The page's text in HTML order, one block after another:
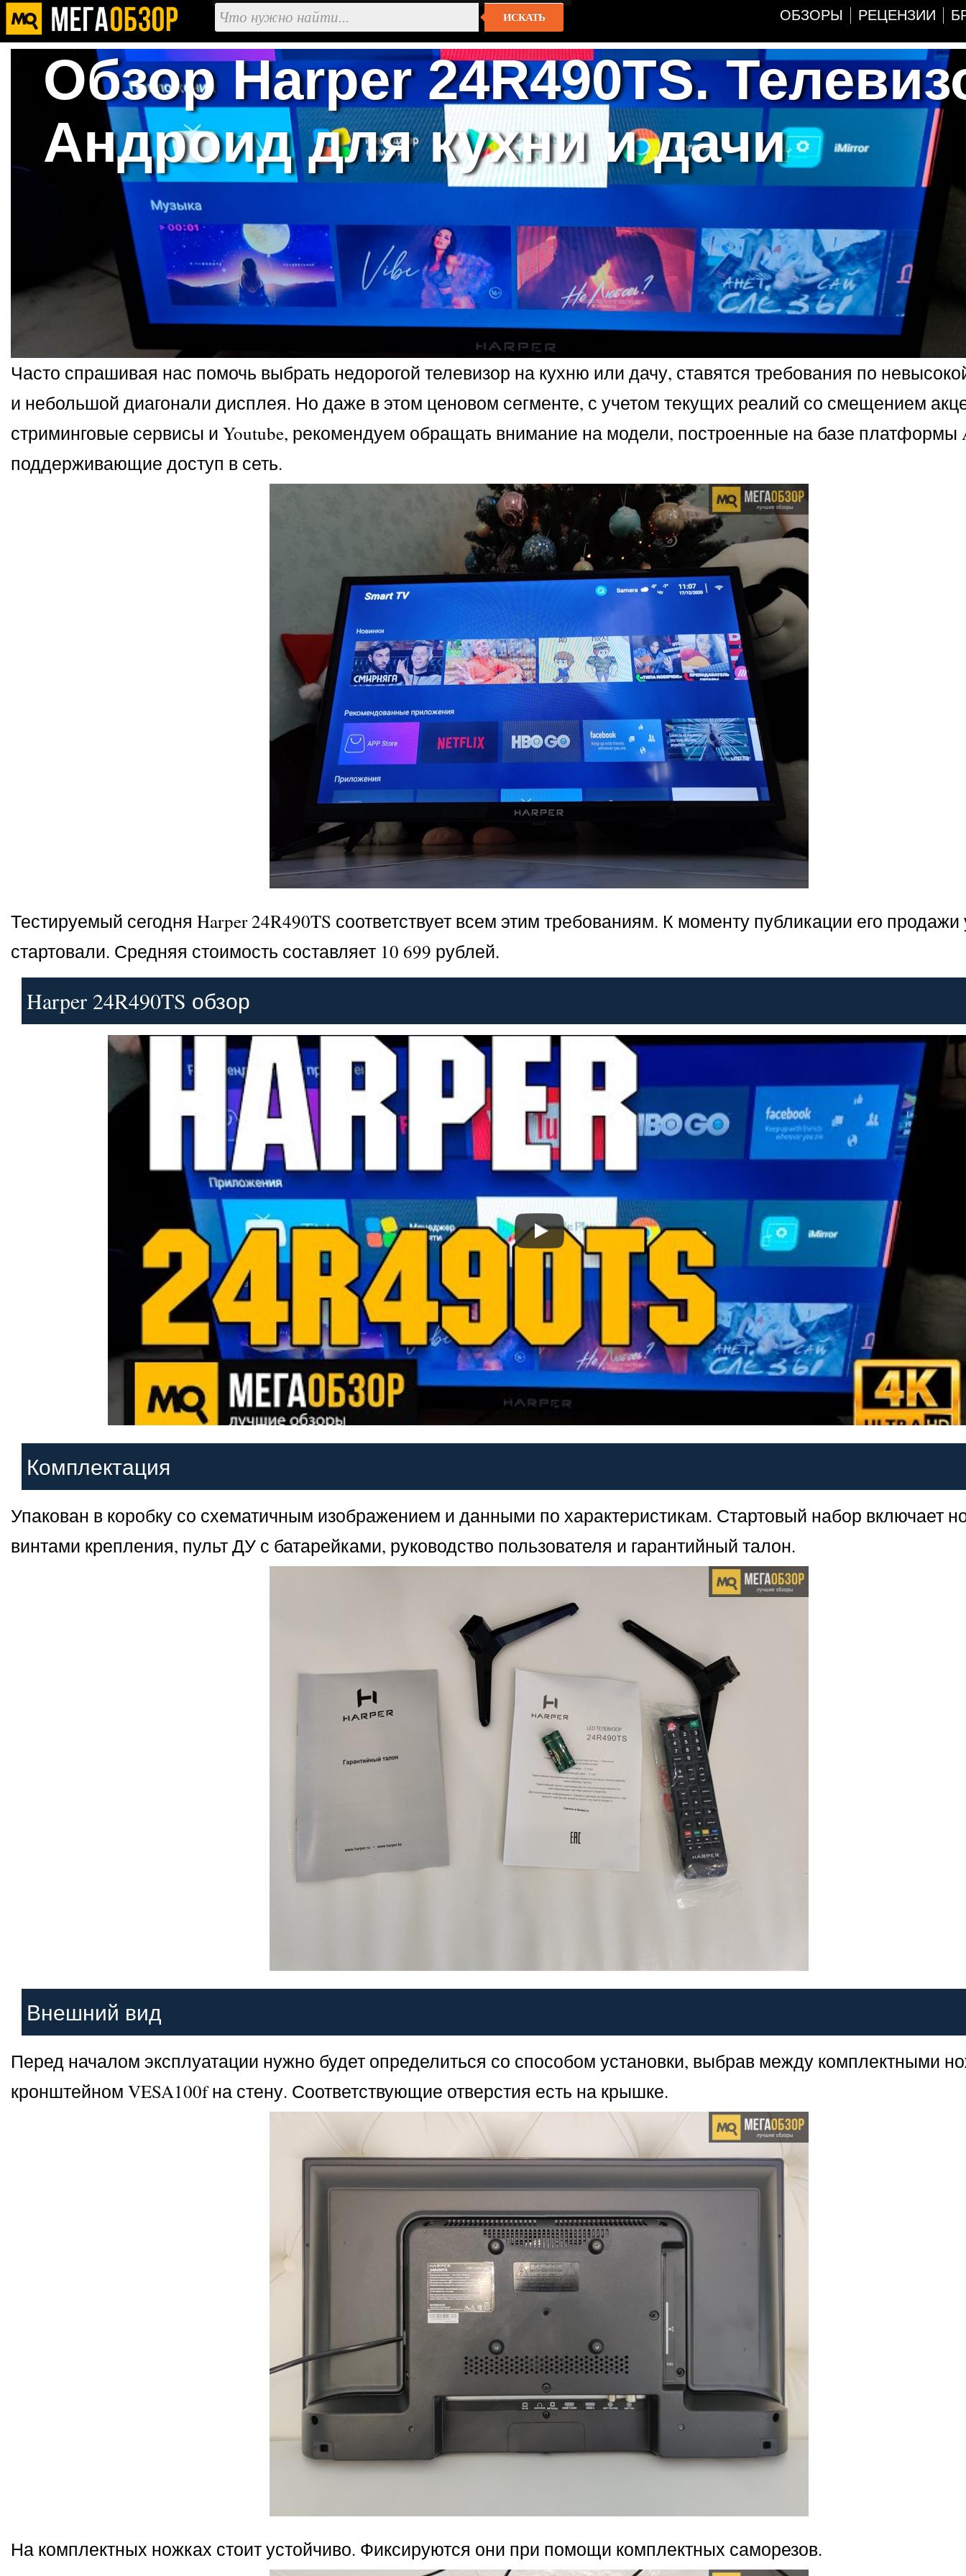
ИСКАТЬ ОБЗОРЫ РЕЦЕНЗИИ
Обзор Harper 24R490TS.
Aндроид для кухни и дачи
Часто спрашивая нас помочь выбрать недорогой телевизор на кухню или дачу, ставятся требования по
и небольшой диагонали дисплея. Но даже в этом ценовом сегменте, с учетом текущих реалий со смещением
стриминговые сервисы и Youtube, рекомендуем обращать внимание на модели, построенные на базе платформы
поддерживающие доступ в сеть.
Тестируемый сегодня Harper 24R490TS соответствует всем этим требованиям. К моменту публикации его
стартовали. Средняя стоимость составляет 10 699 рублей.
Harper 24R490TS обзор
Комплектация
Упакован в коробку со схематичным изображением и данными по характеристикам. Стартовый набор включает
винтами крепления, пульт ДУ с батарейками, руководство пользователя и гарантийный талон.
Внешний вид
Перед началом эксплуатации нужно будет определиться со способом установки, выбрав между комплектными
кронштейном VESA100f на стену. Соответствующие отверстия есть на крышке.
На комплектных ножках стоит устойчиво. Фиксируются они при помощи комплектных саморезов.